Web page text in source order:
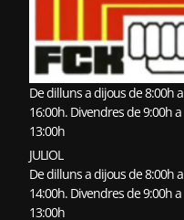
De dilluns a dijous de 8:00h a
16:00h. Divendres de 9:00h a
13:00h
JULIOL
De dilluns a dijous de 8:00h a
14:00h. Divendres de 9:00h a
13:00h